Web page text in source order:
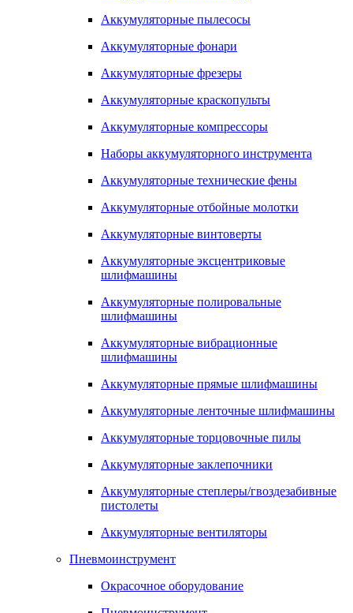
Аккумуляторные пылесосы
Аккумуляторные фонари
Аккумуляторные фрезеры
Аккумуляторные краскопульты
Аккумуляторные компрессоры
Наборы аккумуляторного инструмента
Аккумуляторные технические фены
Аккумуляторные отбойные молотки
Аккумуляторные винтоверты
Аккумуляторные эксцентриковые
шлифмашины
Аккумуляторные полировальные
шлифмашины
Аккумуляторные вибрационные
шлифмашины
Аккумуляторные прямые шлифмашины
Аккумуляторные ленточные шлифмашины
Аккумуляторные торцовочные пилы
Аккумуляторные заклепочники
Аккумуляторные степлеры/гвоздезабивные
пистолеты
Аккумуляторные вентиляторы
Пневмоинструмент
Окрасочное оборудование